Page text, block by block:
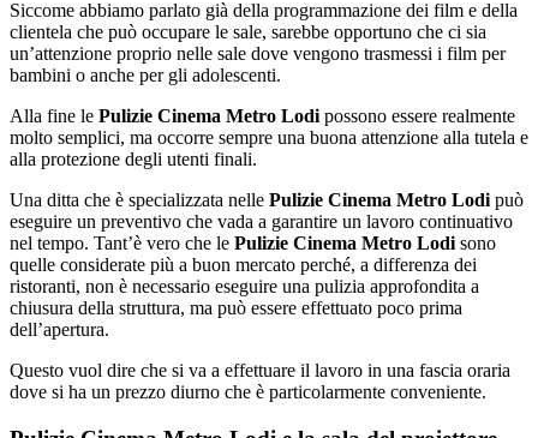
Siccome abbiamo parlato già della programmazione dei film e della
clientela che può occupare le sale, sarebbe opportuno che ci sia
un’attenzione proprio nelle sale dove vengono trasmessi i film per
bambini o anche per gli adolescenti.
Alla fine le Pulizie Cinema Metro Lodi possono essere realmente
molto semplici, ma occorre sempre una buona attenzione alla tutela e
alla protezione degli utenti finali.
Una ditta che è specializzata nelle Pulizie Cinema Metro Lodi può
eseguire un preventivo che vada a garantire un lavoro continuativo
nel tempo. Tant’è vero che le Pulizie Cinema Metro Lodi sono
quelle considerate più a buon mercato perché, a differenza dei
ristoranti, non è necessario eseguire una pulizia approfondita a
chiusura della struttura, ma può essere effettuato poco prima
dell’apertura.
Questo vuol dire che si va a effettuare il lavoro in una fascia oraria
dove si ha un prezzo diurno che è particolarmente conveniente.